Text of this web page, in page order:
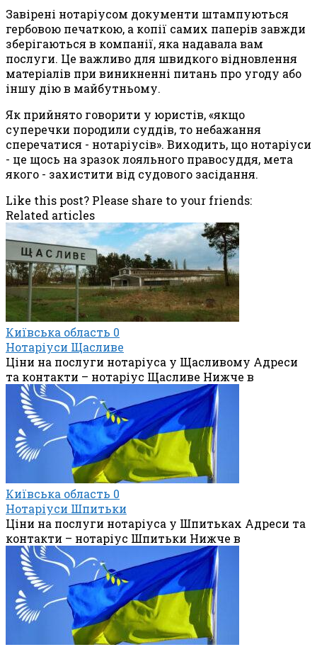
Завірені нотаріусом документи штампуються
гербовою печаткою, а копії самих паперів завжди
зберігаються в компанії, яка надавала вам
послуги. Це важливо для швидкого відновлення
матеріалів при виникненні питань про угоду або
іншу дію в майбутньому.
Як прийнято говорити у юристів, «якщо
суперечки породили суддів, то небажання
сперечатися - нотаріусів». Виходить, що нотаріуси
- це щось на зразок лояльного правосуддя, мета
якого - захистити від судового засідання.
Like this post? Please share to your friends:
Related articles
Київська область 0
Нотаріуси Щасливе
Ціни на послуги нотаріуса у Щасливому Адреси
та контакти – нотаріус Щасливе Нижче в
Київська область 0
Нотаріуси Шпитьки
Ціни на послуги нотаріуса у Шпитьках Адреси та
контакти – нотаріус Шпитьки Нижче в